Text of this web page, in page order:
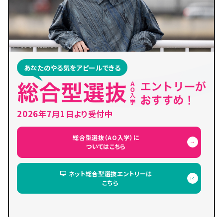
あなたのやる気をアピールできる
2026年7月1日より受付中
総合型選抜（AO入学）に
ついてはこちら
ネット総合型選抜エントリーは
こちら